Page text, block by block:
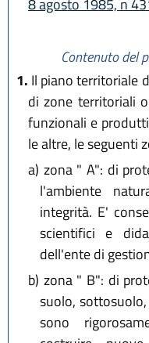
8 agosto 1985, n
Contenuto del
1. Il piano territoriale
di zone territoriali
funzionali e
le altre, le seguenti
a) zona " A": di
l'ambiente
integrità. E'
scientifici e
dell'ente di
b) zona " B": di
suolo,
sono